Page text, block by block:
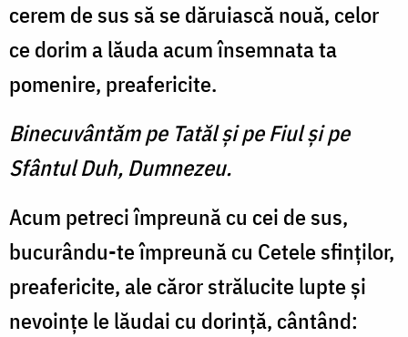
cerem de sus să se dăruiască nouă, celor
ce dorim a lăuda acum însemnata ta
pomenire, preafericite.
Binecuvântăm pe Tatăl şi pe Fiul şi pe
Sfântul Duh, Dumnezeu.
Acum petreci împreună cu cei de sus,
bucurându-te împreu­nă cu Cetele sfinţilor,
preaferi­cite, ale căror strălucite lupte şi
nevoinţe le lăudai cu dorinţă, cântând: